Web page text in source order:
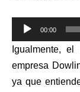
Reproductor
de
audio
00:00
Igualmente,
empresa
ya que